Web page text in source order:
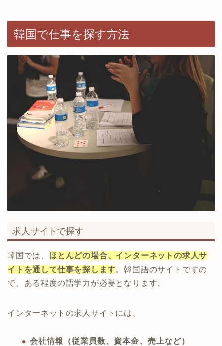
韓国で仕事を探す方法
求人サイトで探す
韓国では、 ほとんどの場合、インターネットの求人サ
イトを通して仕事を探します。韓国語のサイトですの
で、ある程度の語学力が必要となります。
インターネットの求人サイトには、
会社情報（従業員数、資本金、売上など）